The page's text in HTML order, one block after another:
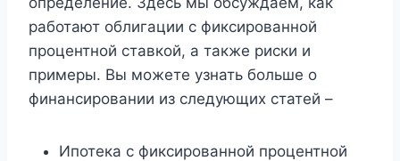
работают облигации с фиксированной
процентной ставкой, а также риски и
примеры. Вы можете узнать больше о
финансировании из следующих статей –
Ипотека с фиксированной процентной